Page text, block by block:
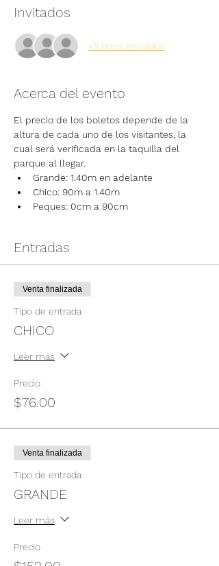
Invitados
+5 otros invitados
Acerca del evento
El precio de los boletos depende de la
altura de cada uno de los visitantes, la
cual será verificada en la taquilla del
parque al llegar.
Grande: 1.40m en adelante
Chico: 90m a 1.40m
Peques: 0cm a 90cm
Entradas
Venta finalizada
Tipo de entrada
CHICO
Leer más
Precio
$76.00
Venta finalizada
Tipo de entrada
GRANDE
Leer más
Precio